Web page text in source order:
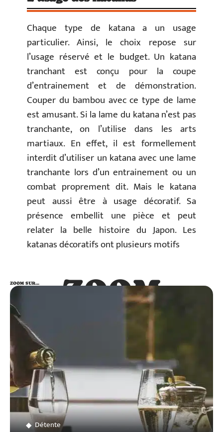
Chaque type de katana a un usage
particulier. Ainsi, le choix repose sur
l’usage réservé et le budget. Un katana
tranchant est conçu pour la coupe
d’entrainement et de démonstration.
Couper du bambou avec ce type de lame
est amusant. Si la lame du katana n’est pas
tranchante, on l’utilise dans les arts
martiaux. En effet, il est formellement
interdit d’utiliser un katana avec une lame
tranchante lors d’un entrainement ou un
combat proprement dit. Mais le katana
peut aussi être à usage décoratif. Sa
présence embellit une pièce et peut
relater la belle histoire du Japon. Les
katanas décoratifs ont plusieurs motifs
ZOOM
SUR…
ZOOM SUR…
Détente